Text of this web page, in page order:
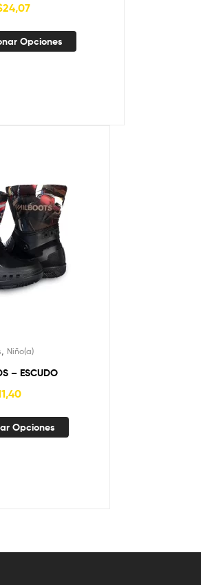
24,07
Opciones
Niño(a)
– ESCUDO
Opciones